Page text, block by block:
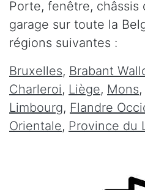
Porte, fenêtre,
garage sur toute la
régions suivantes :
Bruxelles, Brabant
Charleroi, Liège, Mons,
Limbourg, Flandre
Orientale, Province du